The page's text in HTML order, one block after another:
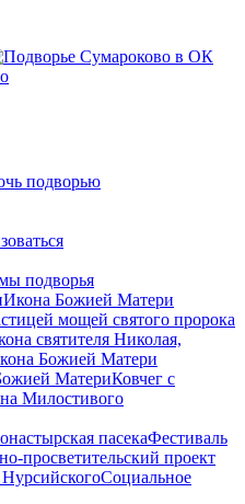
подворью
подворья
Икона Божией Матери
мощей святого пророка
святителя Николая,
Божией Матери
МатериКовчег с
Милостивого
пасекаФестиваль
просветительский проект
Социальное